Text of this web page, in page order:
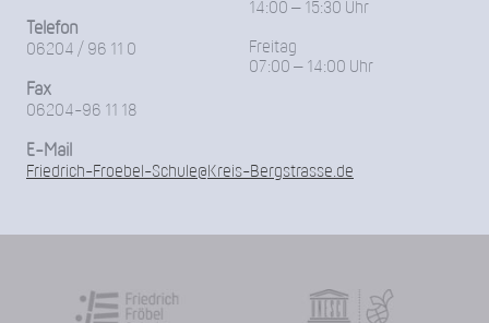
Telefon
06204 / 96 11 0
Fax
06204-96 11 18
14:00 – 15:30 Uhr
Freitag
07:00 – 14:00 Uhr
E-Mail
Friedrich-Froebel-Schule@Kreis-Bergstrasse.de